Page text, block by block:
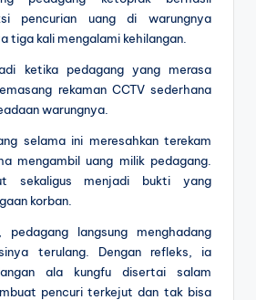
pencurian uang di warungnya
tiga kali mengalami kehilangan.
ketika pedagang yang merasa
rekaman CCTV sederhana
warungnya.
selama ini meresahkan terekam
mengambil uang milik pedagang.
sekaligus menjadi bukti yang
korban.
langsung menghadang
terulang. Dengan refleks, ia
ala kungfu disertai salam
pencuri terkejut dan tak bisa